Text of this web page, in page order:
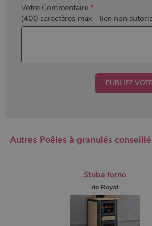
Votre Commentaire*
(400 caractères max - lien non
Autres Poêles à granulés
Stuba forno
de Royal